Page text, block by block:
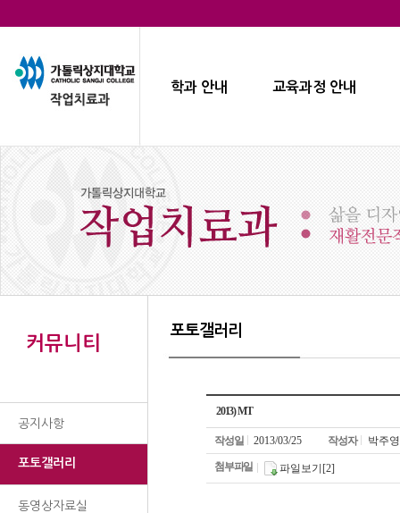
학과 안내 교육과정 안내
커뮤니티
공지사항
포토갤러리
동영상자료실
포토갤러리
2013) MT
작성일 2013/03/25 작성자 박주영
첨부파일 파일보기[2]